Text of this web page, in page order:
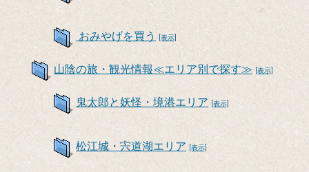
おみやげを買う [表示]
山陰の旅・観光情報≪エリア別で探す≫ [表示]
鬼太郎と妖怪・境港エリア [表示]
松江城・宍道湖エリア [表示]